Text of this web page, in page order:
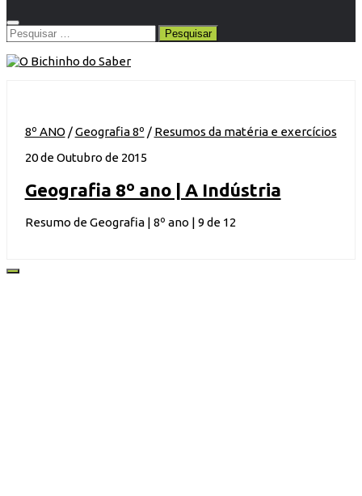
Pesquisar
por:
8º ANO /Geografia 8º / Resumos da matéria e exercícios
20 de Outubro de 2015
Geografia 8º ano | A Indústria
Resumo de Geografia | 8º ano | 9 de 12